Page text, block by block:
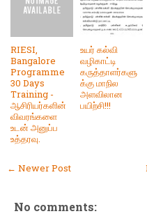
RIESI,
Bangalore
Programme
30 Days
Training -
ஆசிரியர்களின்
விவரங்களை
உடன் அனுப்ப
உத்தரவு.
உயர் கல்வி
வழிகாட்டி
கருத்தாளர்களு
க்கு மாநில
அளவிலான
பயிற்சி!!!
← Newer Post
No comments: